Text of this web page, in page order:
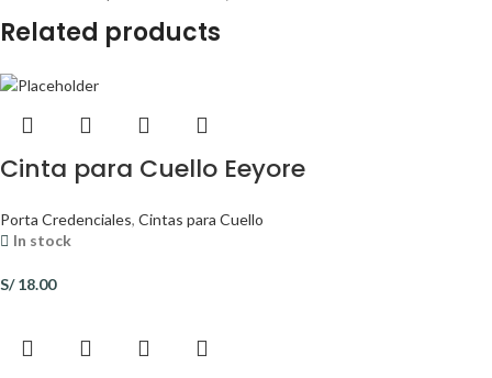
Related products
Cinta para Cuello Eeyore
Porta Credenciales, Cintas para Cuello
In stock
S/18.00